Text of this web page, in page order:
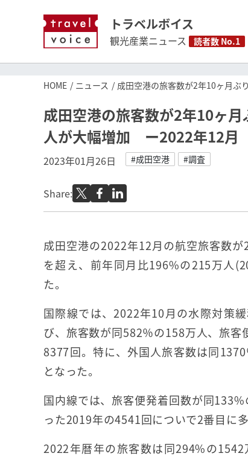
トラベルボイス
観光産業ニュース 読者数 No.1
HOME ニュース 成田空港の旅客数が2年10ヶ月
成田空港の旅客数が2年10ヶ
人が大幅増加 ー2022年12月
2023年01月26日 #成田空港 #調査
Share:
成田空港の2022年12月の航空旅客数
を超え、前年同月比196%の215万人
た。
国際線では、2022年10月の水際対策
び、旅客数が同582％の158万人、旅客
8377回。特に、外国人旅客数は同
となった。
国内線では、旅客便発着回数が同
った2019年の4541回についで2番目に
2022年暦年の旅客数は同294%の